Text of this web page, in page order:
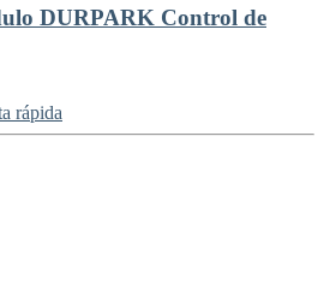
DURPARK Control de
rápida